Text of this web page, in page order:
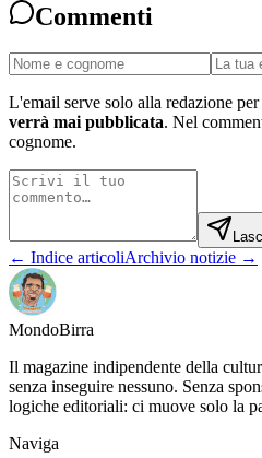
Commenti
L'email serve solo alla redazione
verrà mai pubblicata. Nel
cognome.
← Indice articoliArchivio notizie →
MondoBirra
Il magazine indipendente della
senza inseguire nessuno. Senza
logiche editoriali: ci muove solo la
Naviga